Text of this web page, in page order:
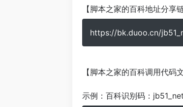
【脚本之家的百科地址分享链
https://bk.duoo.cn/
【脚本之家的百科调用代码
示例： 百科识别码：jb51_net